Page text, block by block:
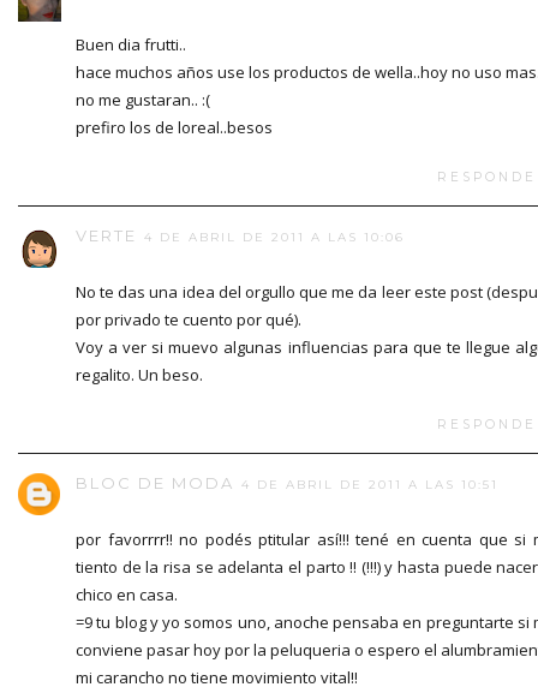
Buen dia frutti..
hace muchos años use los productos de wella..hoy no uso
no me gustaran.. :(
prefiro los de loreal..besos
VERTE 4 DE ABRIL DE 2011 A LAS 10:06
No te das una idea del orgullo que me da leer este post
por privado te cuento por qué).
Voy a ver si muevo algunas influencias para que te llegue
regalito. Un beso.
BLOC DE MODA 4 DE ABRIL DE 2011 A LAS 10:51
por favorrrr!! no podés ptitular así!!! tené en cuenta que si
tiento de la risa se adelanta el parto !! (!!!) y hasta puede
chico en casa.
=9 tu blog y yo somos uno, anoche pensaba en preguntarte si
conviene pasar hoy por la peluqueria o espero el
mi carancho no tiene movimiento vital!!